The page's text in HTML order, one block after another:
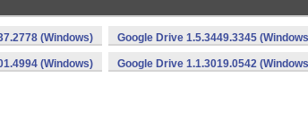
(Windows) Google Drive 1.5.3449.3345
(Windows) Google Drive 1.1.3019.0542